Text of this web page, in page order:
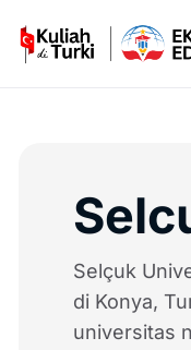
Selçuk
di Konya,
universitas